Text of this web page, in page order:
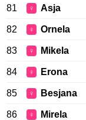
81 ♀ Asja
82 ♀ Ornela
83 ♀ Mikela
84 ♀ Erona
85 ♀ Besjana
86 ♀ Mirela